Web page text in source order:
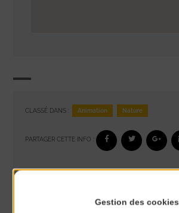
CLASSÉ DANS : Animation Nature
PARTAGER CETTE INFO :
Gestion des cookies